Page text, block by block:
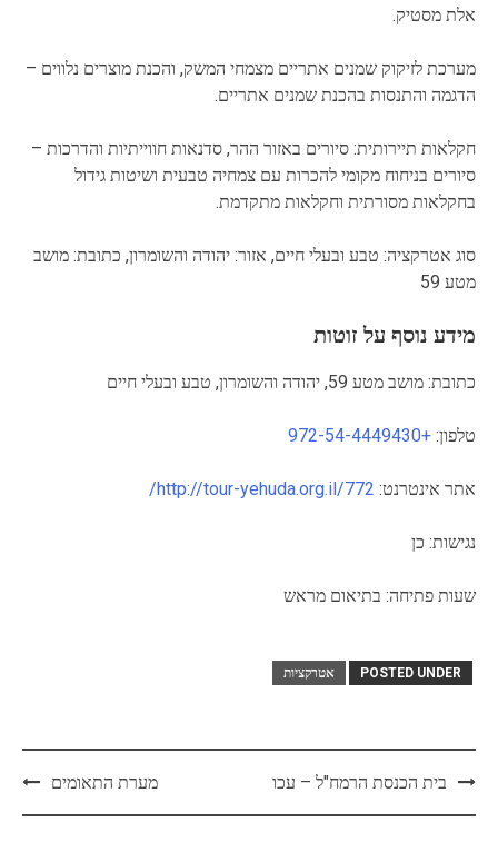
אלת מסטיק.
מערכת לזיקוק שמנים אתריים מצמחי המשק, והכנת מוצרים נלווים –
הדגמה והתנסות בהכנת שמנים אתריים.
חקלאות תיירותית: סיורים באזור ההר, סדנאות חווייתיות והדרכות –
סיורים בניחוח מקומי להכרות עם צמחיה טבעית ושיטות גידול
בחקלאות מסורתית וחקלאות מתקדמת.
סוג אטרקציה: טבע ובעלי חיים, אזור: יהודה והשומרון, כתובת: מושב
מטע 59
מידע נוסף על זוטות
כתובת: מושב מטע 59, יהודה והשומרון, טבע ובעלי חיים
טלפון: +972-54-4449430
אתר אינטרנט: http://tour-yehuda.org.il/772/
נגישות: כן
שעות פתיחה: בתיאום מראש
POSTED UNDER אטרקציות
Postבית הכנסת הרמח"ל – עכו מערת התאומים